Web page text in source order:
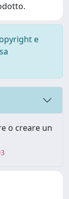
e
o creare un